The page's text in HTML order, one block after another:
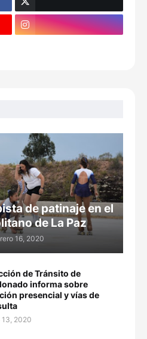
de patinaje en el
de La Paz
16, 2020
de Tránsito de
informa sobre
presencial y vías de
13, 2020